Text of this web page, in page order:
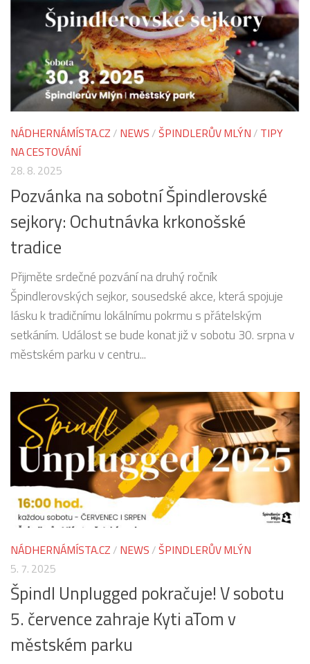
NÁDHERNÁMÍSTA.CZ / NEWS /ŠPINDLERŮV MLÝN / TIPY
NA CESTOVÁNÍ
28. 8. 2025
Pozvánka na sobotní Špindlerovské
sejkory: Ochutnávka krkonošské
tradice
Přijměte srdečné pozvání na druhý ročník
Špindlerovských sejkor, sousedské akce, která spojuje
lásku k tradičnímu lokálnímu pokrmu s přátelským
setkáním. Událost se bude konat již v sobotu 30. srpna v
městském parku v centru...
NÁDHERNÁMÍSTA.CZ / NEWS /ŠPINDLERŮV MLÝN
5. 7. 2025
Špindl Unplugged pokračuje! V sobotu
5. července zahraje Kyti aTom v
městském parku